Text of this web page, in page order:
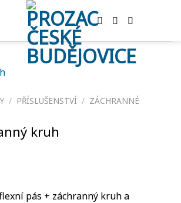
/ PŘÍSLUŠENSTVÍ / ZÁCHRANNÉ
kruh
pás + záchranný kruh a